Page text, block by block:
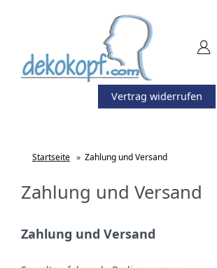
Vertrag widerrufen
Startseite » Zahlung und Versand
Zahlung und Versand
Zahlung und Versand